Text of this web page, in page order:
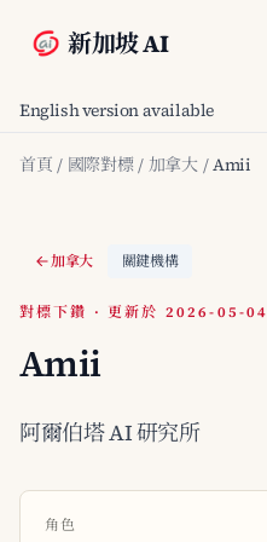
新加坡 AI
English version available
首頁 / 國際對標 / 加拿大 / Amii
加拿大 關鍵機構
對標下鑽 · 更新於 2026-05-04
Amii
阿爾伯塔 AI 研究所
角色